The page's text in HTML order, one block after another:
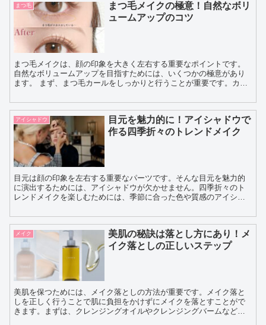
まつ毛
まつ毛メイクの極意！自然なボリ
ュームアップのコツ
まつ毛メイクは、顔の印象を大きく左右する重要なポイントです。
自然なボリュームアップを目指すためには、いくつかの極意があり
ます。 まず、まつ毛カールをしっかりと行うことが重要です。カー
アイシャドウ
目元を魅力的に！アイシャドウで
作る四季折々のトレンドメイク
目元は顔の印象を左右する重要なパーツです。そんな目元を魅力的
に演出するためには、アイシャドウが欠かせません。四季折々のト
レンドメイクを楽しむためには、季節に合った色や質感のアイシャ
メイク
美肌の秘訣は落とし方にあり！メ
イク落としの正しいステップ
美肌を保つためには、メイク落としの方法が重要です。メイク落と
しを正しく行うことで肌に負担をかけずにメイクを落とすことがで
きます。まずは、クレンジングオイルやクレンジングバームなどの